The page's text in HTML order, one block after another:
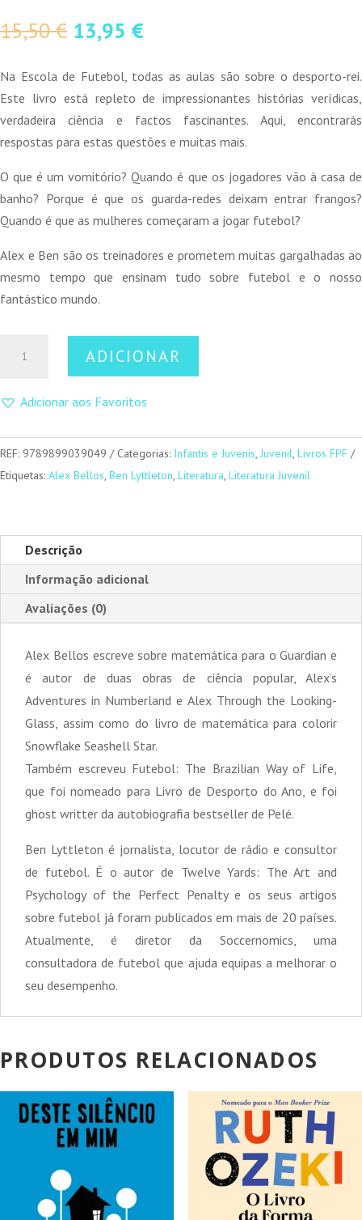
15,50€ O
original
era:
15,50 €.
13,95 €O
atual
é:
13,95 €.
Na Escola de Futebol, todas as aulas são sobre o desporto-rei.
Este livro está repleto de impressionantes histórias verídicas,
verdadeira ciência e factos fascinantes. Aqui, encontrarás
respostas para estas questões e muitas mais.
O que é um vomitório? Quando é que os jogadores vão à casa de
banho? Porque é que os guarda-redes deixam entrar frangos?
Quando é que as mulheres começaram a jogar futebol?
Alex e Ben são os treinadores e prometem muitas gargalhadas ao
mesmo tempo que ensinam tudo sobre futebol e o nosso
fantástico mundo.
de
-
2ª
ADICIONAR
Adicionar aos Favoritos
REF: 9789899039049 Categorias: Infantis e Juvenis, Juvenil, Livros FPF
Etiquetas: Alex Bellos, Ben Lyttleton, Literatura, Literatura Juvenil
Descrição
Informação adicional
Avaliações (0)
Alex Bellos escreve sobre matemática para o Guardian e
é autor de duas obras de ciência popular, Alex’s
Adventures in Numberland e Alex Through the Looking-
Glass, assim como do livro de matemática para colorir
Snowflake Seashell Star.
Também escreveu Futebol: The Brazilian Way of Life,
que foi nomeado para Livro de Desporto do Ano, e foi
ghost writter da autobiografia bestseller de Pelé.
Ben Lyttleton é jornalista, locutor de rádio e consultor
de futebol. É o autor de Twelve Yards: The Art and
Psychology of the Perfect Penalty e os seus artigos
sobre futebol já foram publicados em mais de 20 países.
Atualmente, é diretor da Soccernomics, uma
consultadora de futebol que ajuda equipas a melhorar o
seu desempenho.
PRODUTOS RELACIONADOS
PROMOÇÃO! PROMOÇÃO!